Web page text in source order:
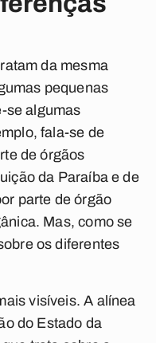
da mesma
pequenas
se algumas
fala-se de
de órgãos
da Paraíba e de
parte de órgão
Mas, como se
os diferentes
visíveis. A alínea
do Estado da